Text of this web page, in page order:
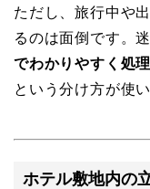
ただし、旅行中や
るのは面倒です。
でわかりやすく処
という分け方が使
ホテル敷地内の